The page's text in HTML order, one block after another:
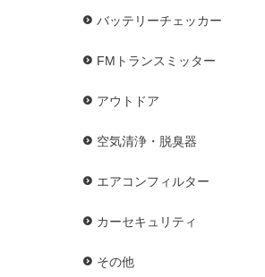
バッテリーチェッカー
FMトランスミッター
アウトドア
空気清浄・脱臭器
エアコンフィルター
カーセキュリティ
その他